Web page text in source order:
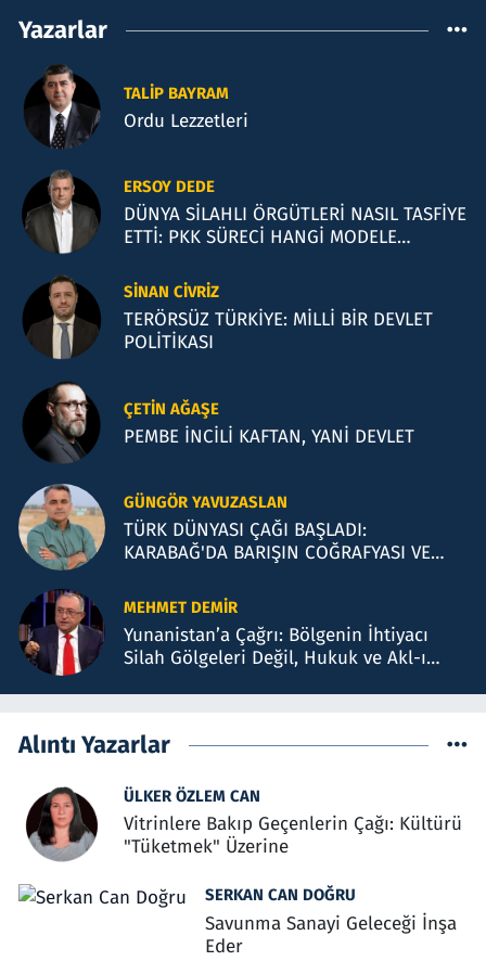
Yazarlar
TALIP BAYRAM
Ordu Lezzetleri
ERSOY DEDE
DÜNYA SİLAHLI ÖRGÜTLERİ NASIL TASFİYE
ETTİ: PKK SÜRECİ HANGİ MODELE
SINAN CIVRIZ
TERÖRSÜZ TÜRKİYE: MİLLİ BİR DEVLET
POLİTİKASI
ÇETIN AĞAŞE
PEMBE İNCİLİ KAFTAN, YANİ DEVLET
GÜNGÖR YAVUZASLAN
TÜRK DÜNYASI ÇAĞI BAŞLADI:
KARABAĞ'DA BARIŞIN COĞRAFYASI VE
MEHMET DEMIR
Yunanistan’a Çağrı: Bölgenin İhtiyacı
Silah Gölgeleri Değil, Hukuk ve Akl-ı
Alıntı Yazarlar
ÜLKER ÖZLEM CAN
Vitrinlere Bakıp Geçenlerin Çağı: Kültürü
"Tüketmek" Üzerine
SERKAN CAN DOĞRU
Savunma Sanayi Geleceği İnşa
Eder